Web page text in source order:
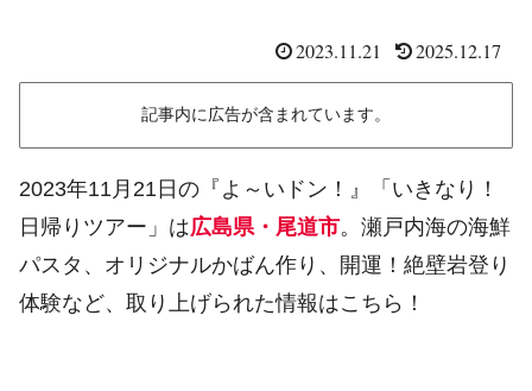
2023.11.21 2025.12.17
記事内に広告が含まれています。
2023年11月21日の『よ～いドン！』「いきなり！
日帰りツアー」は広島県・尾道市。瀬戸内海の海鮮
パスタ、オリジナルかばん作り、開運！絶壁岩登り
体験など、取り上げられた情報はこちら！